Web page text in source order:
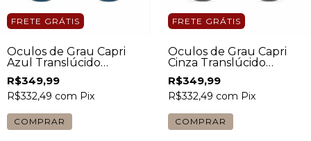
FRETE GRÁTIS
Óculos de Grau Capri
Azul Translúcido
Unissex
R$349,99
R$332,49 com Pix
FRETE GRÁTIS
Óculos de Grau Capri
Cinza Translúcido
Unissex
R$349,99
R$332,49 com Pix